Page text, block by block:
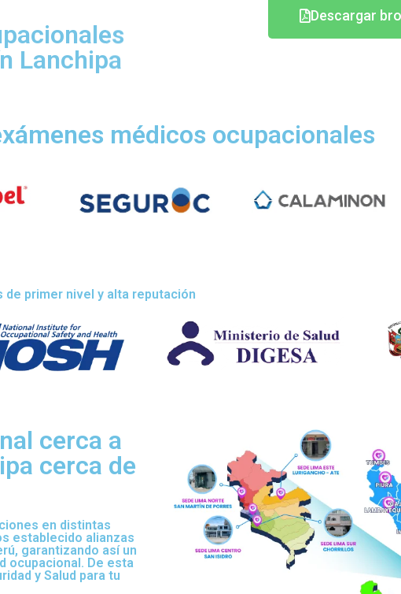
Lanchipa
Descargar
médicos ocupacionales
primer nivel y alta reputación
cerca a
cerca de
en distintas
establecido alianzas
garantizando así un
ocupacional. De esta
y Salud para tu